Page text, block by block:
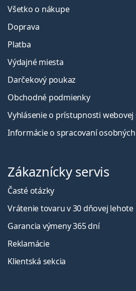
Všetko o nákupe
Doprava
Platba
Výdajné miesta
Darčekový poukaz
Obchodné podmienky
Vyhlásenie o prístupnosti
Informácie o spracovaní
Zákaznícky servis
Časté otázky
Vrátenie tovaru v 30 dňovej lehote
Garancia výmeny 365 dní
Reklamácie
Klientská sekcia